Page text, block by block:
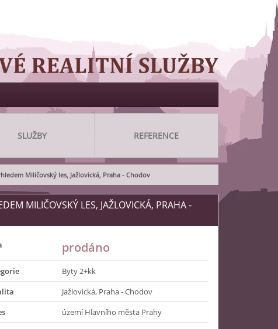
SLUŽBY REFERENCE
Miličovský les, Jažlovická, Praha - Chodov
MILIČOVSKÝ LES, JAŽLOVICKÁ, PRAHA -
prodáno
Byty 2+kk
Jažlovická, Praha - Chodov
území Hlavního města Prahy